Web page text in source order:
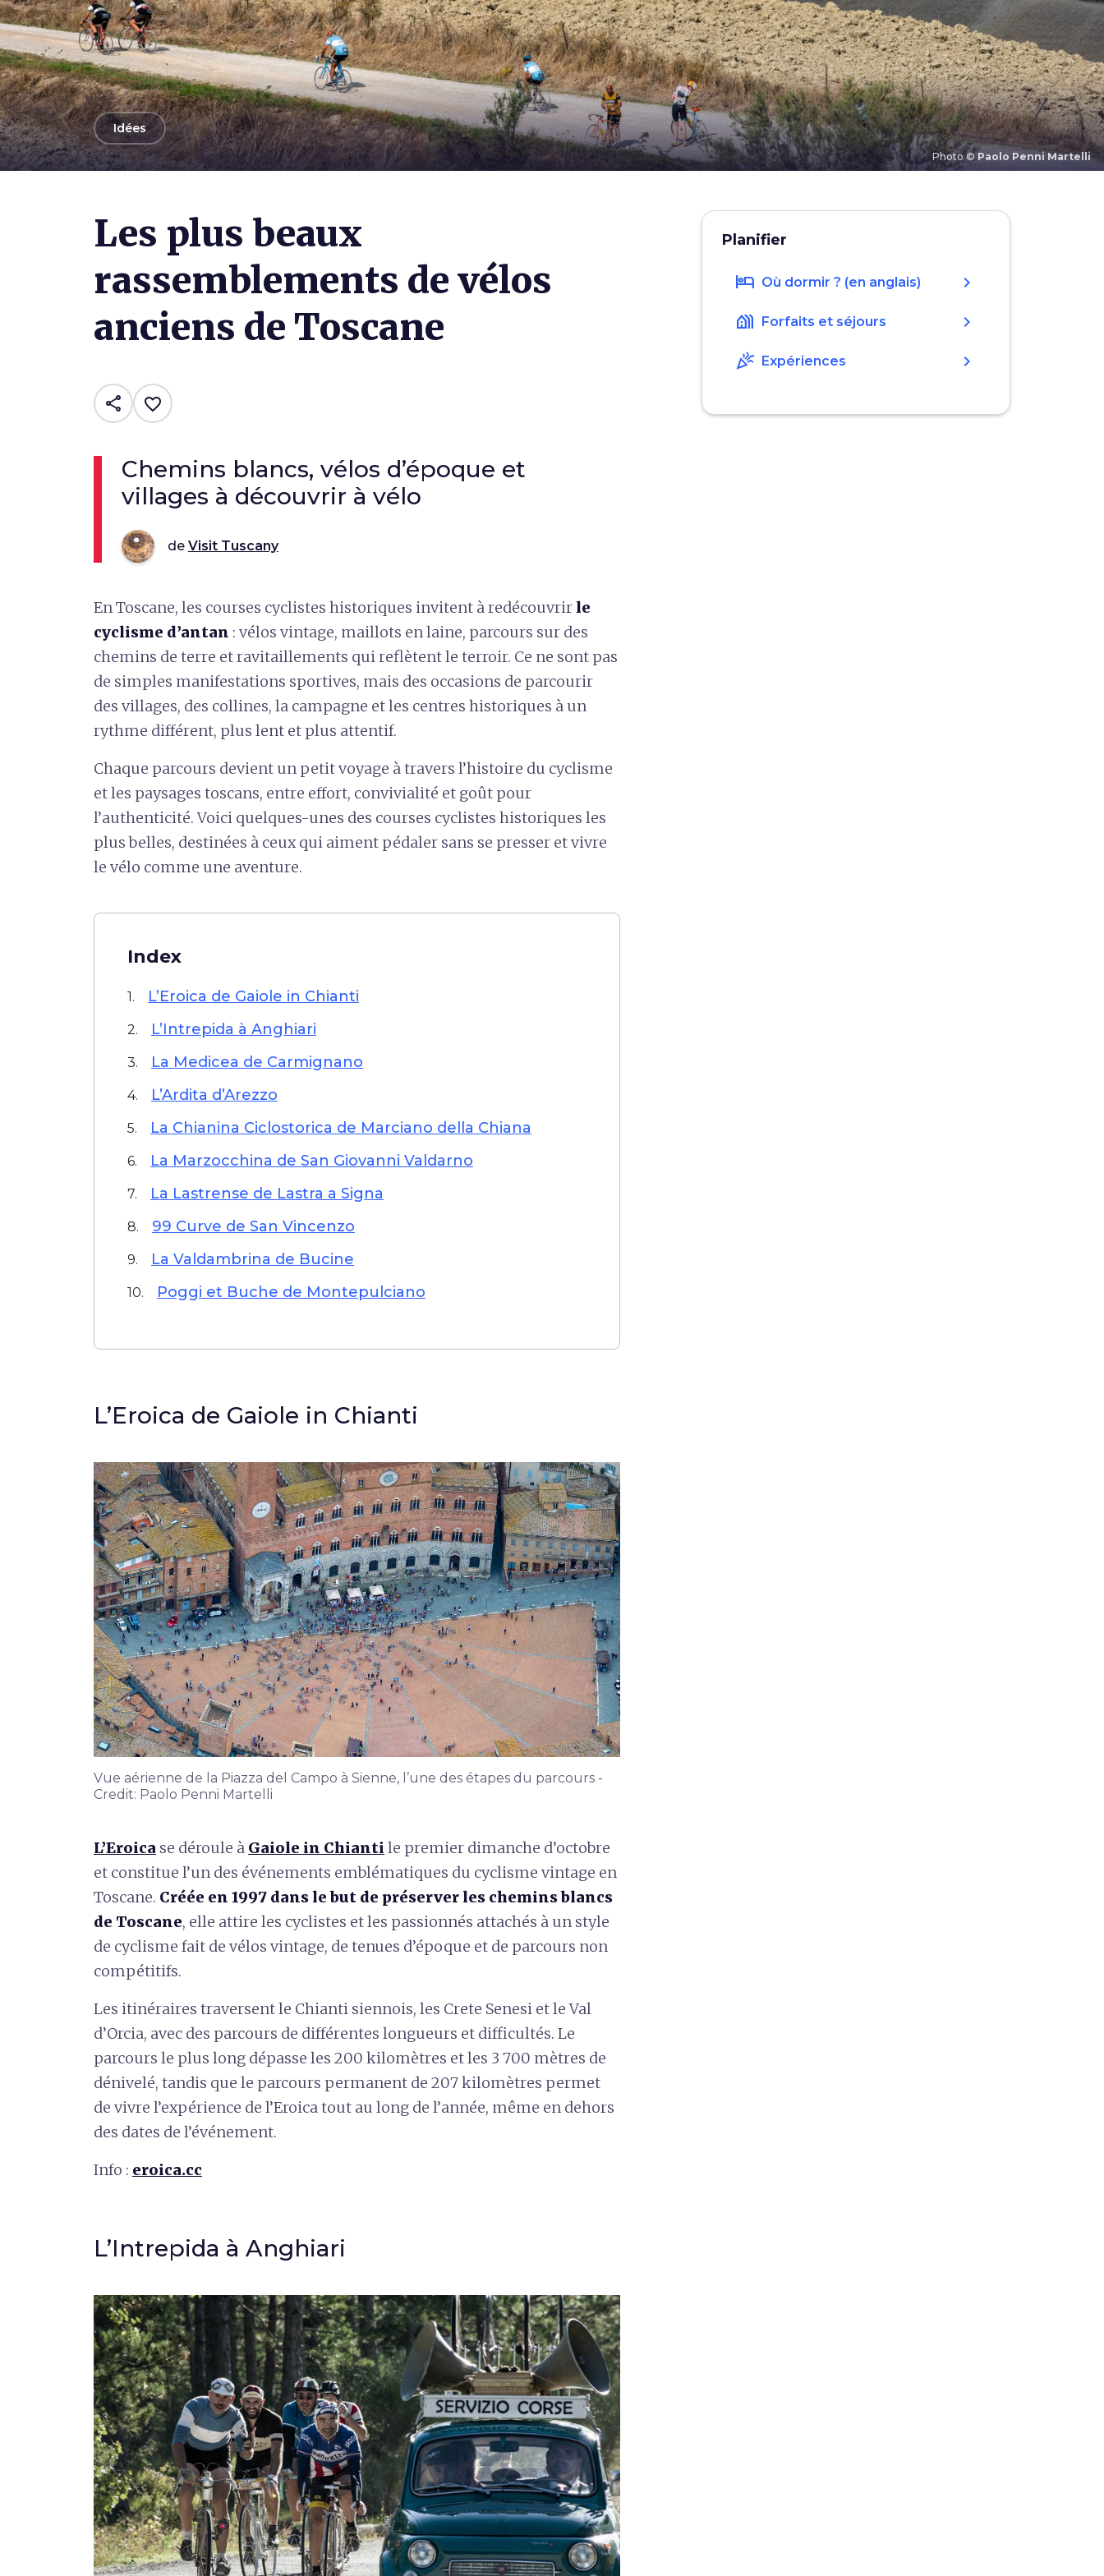
Photo ©Paolo Penni Martelli
arrow_backIdées
Les plus beaux
rassemblements de vélos
anciens de Toscane
share favorite_border
Chemins blancs, vélos d’époque et
villages à découvrir à vélo
de Visit Tuscany
En Toscane, les courses cyclistes historiques invitent à redécouvrirle
cyclisme d’antan : vélos vintage, maillots en laine, parcours sur des
chemins de terre et ravitaillements qui reflètent le terroir. Ce ne sont pas
de simples manifestations sportives, mais des occasions de parcourir
des villages, des collines, la campagne et les centres historiques à un
rythme différent, plus lent et plus attentif.
Chaque parcours devient un petit voyage à travers l’histoire du cyclisme
et les paysages toscans, entre effort, convivialité et goût pour
l’authenticité. Voici quelques-unes des courses cyclistes historiques les
plus belles, destinées à ceux qui aiment pédaler sans se presser et vivre
le vélo comme une aventure.
Index
1. L’Eroica de Gaiole in Chianti
2. L’Intrepida à Anghiari
3. La Medicea de Carmignano
4. L’Ardita d’Arezzo
5. La Chianina Ciclostorica de Marciano della Chiana
6. La Marzocchina de San Giovanni Valdarno
7. La Lastrense de Lastra a Signa
8. 99 Curve de San Vincenzo
9. La Valdambrina de Bucine
10. Poggi et Buche de Montepulciano
L’Eroica de Gaiole in Chianti
Vue aérienne de la Piazza del Campo à Sienne, l’une des étapes du parcours -
Credit: Paolo Penni Martelli
L’Eroica se déroule à Gaiole in Chianti le premier dimanche d’octobre
et constitue l’un des événements emblématiques du cyclisme vintage en
Toscane. Créée en 1997 dans le but de préserver les chemins blancs
de Toscane, elle attire les cyclistes et les passionnés attachés à un style
de cyclisme fait de vélos vintage, de tenues d’époque et de parcours non
compétitifs.
Les itinéraires traversent le Chianti siennois, les Crete Senesi et le Val
d’Orcia, avec des parcours de différentes longueurs et difficultés. Le
parcours le plus long dépasse les 200 kilomètres et les 3 700 mètres de
dénivelé, tandis que le parcours permanent de 207 kilomètres permet
de vivre l’expérience de l’Eroica tout au long de l’année, même en dehors
des dates de l’événement.
Info : eroica.cc
L’Intrepida à Anghiari
Planifier
hotel Où dormir ? (en anglais) chevron_right
holiday_village Forfaits et séjours chevron_right
celebration Expériences chevron_right